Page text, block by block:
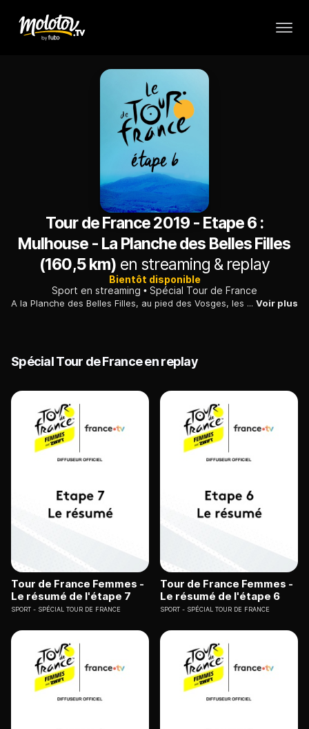
Tour de France 2019 - Etape 6 :
Mulhouse - La Planche des Belles Filles
(160,5 km) en streaming & replay
Bientôt disponible
Sport en streaming
Spécial Tour de France
A la Planche des Belles Filles, au pied des Vosges, les candidats à la victoire finale devraient afficher leurs ambitions. D'autant plus qu'avant d'aller chercher cette montée finale de 7 kilomètres à 8,7%. Voir plus
Spécial Tour de France en replay
Tour de France Femmes -
Le résumé de l'étape 7
SPORT SPÉCIAL TOUR DE FRANCE
Tour de France Femmes -
Le résumé de l'étape 6
SPORT SPÉCIAL TOUR DE FRANCE